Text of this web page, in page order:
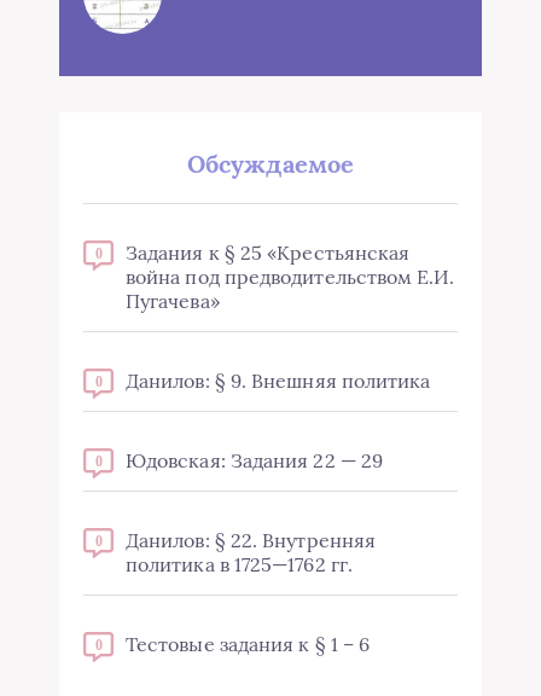
Обсуждаемое
0
Задания к § 25 «Крестьянская
война под предводительством Е.И.
Пугачева»
0 Данилов: § 9. Внешняя политика
0 Юдовская: Задания 22 — 29
0
Данилов: § 22. Внутренняя
политика в 1725—1762 гг.
0 Тестовые задания к § 1 – 6